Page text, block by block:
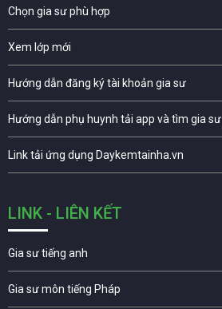
Chọn gia sư phù hợp
Xem lớp mới
Hướng dẫn đăng ký tài khoản gia sư
Hướng dẫn phụ huynh tải app và tìm gia sư
Link tải ứng dụng Daykemtainha.vn
LINK - LIÊN KẾT
Gia sư tiếng anh
Gia sư môn tiếng Pháp